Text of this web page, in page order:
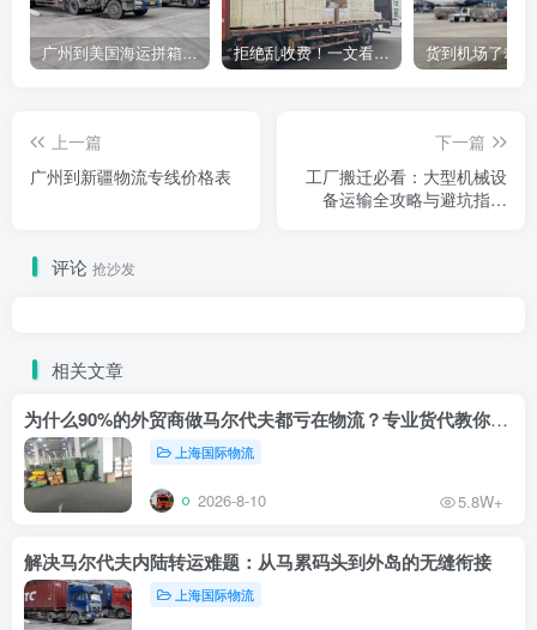
广州到美国海运拼箱多少钱？2024年最新运费构成+隐藏费用避坑指南 拒绝乱收费！一文看懂中国货代计费套路，教你避开所有隐形坑
上一篇
广州到新疆物流专线价格表
下一篇
工厂搬迁必看：大型机械设
备运输全攻略与避坑指南
评论 抢沙发
相关文章
为什么90%的外贸商做马尔代夫都亏在物流？专业货代教你止损
上海国际物流
2026-8-10 5.8W+
解决马尔代夫内陆转运难题：从马累码头到外岛的无缝衔接
上海国际物流